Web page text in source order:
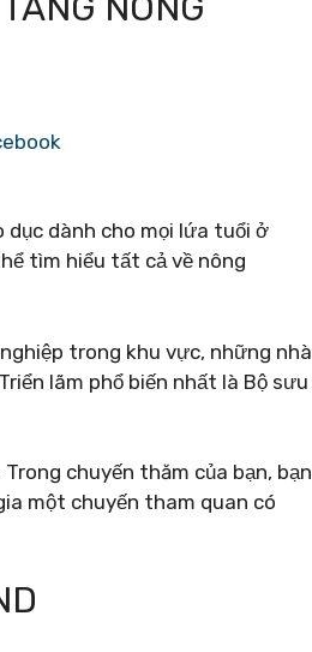
dành cho mọi lứa tuổi ở
tìm hiểu tất cả về nông
trong khu vực, những nhà
lãm phổ biến nhất là Bộ sưu
chuyến thăm của bạn, bạn
một chuyến tham quan có